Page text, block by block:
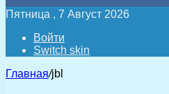
Пятница , 7 Август 2026
Войти
Switch skin
Главная/jbl